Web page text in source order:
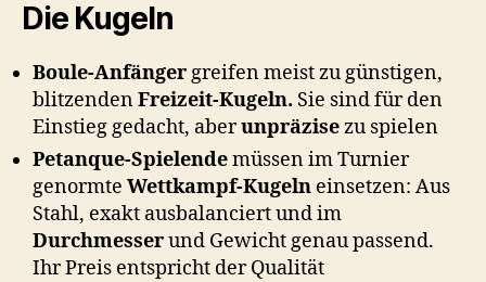
Die Kugeln
Boule-Anfängergreifen meist zu günstigen,
blitzendenFreizeit-Kugeln. Sie sind für den
Einstieg gedacht, aberunpräzisezu spielen
Petanque-Spielendemüssen im Turnier
genormte Wettkampf-Kugeln einsetzen: Aus
Stahl, exakt ausbalanciert und im
Durchmesserund Gewicht genau passend.
Ihr Preis entspricht der Qualität